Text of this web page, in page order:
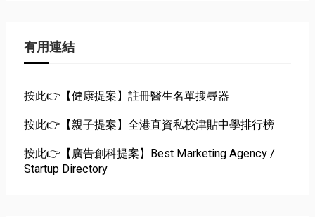
有用連結
按此👉【健康提案】註冊醫生名單搜尋器
按此👉【親子提案】全港直資私校津貼中學排行榜
按此👉【廣告創科提案】Best Marketing Agency /
Startup Directory